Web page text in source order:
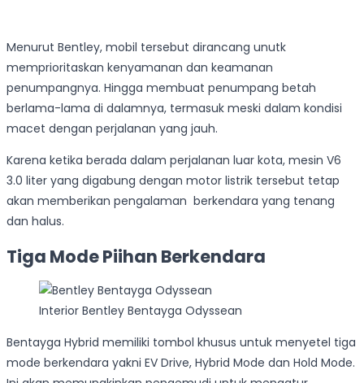
Menurut Bentley, mobil tersebut dirancang unutk
memprioritaskan kenyamanan dan keamanan
penumpangnya. Hingga membuat penumpang betah
berlama-lama di dalamnya, termasuk meski dalam kondisi
macet dengan perjalanan yang jauh.
Karena ketika berada dalam perjalanan luar kota, mesin V6
3.0 liter yang digabung dengan motor listrik tersebut tetap
akan memberikan pengalaman berkendara yang tenang
dan halus.
Tiga Mode Piihan Berkendara
Interior Bentley Bentayga Odyssean
Bentayga Hybrid memiliki tombol khusus untuk menyetel tiga
mode berkendara yakni EV Drive, Hybrid Mode dan Hold Mode.